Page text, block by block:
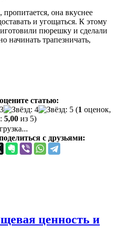
она вкуснее
и угощаться. К этому
пюрешку и сделали
начинать трапезничать,
статью:
(1 оценок,
5,00из 5)
с друзьями:
ценность и